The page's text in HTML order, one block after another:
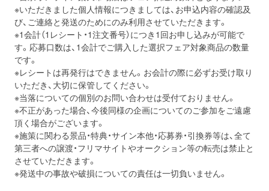
※いただきました個人情報につきましては、お申込内容の確認及
び、ご連絡と発送のためにのみ利用させていただきます。
※1会計（1レシート・1注文番号）につき1回お申し込みが可能で
す。応募口数は、1会計でご購入した選択フェア対象商品の数量
です。
※レシートは再発行はできません。お会計の際に必ずお受け取り
いただき、大切に保管してください。
※当落についての個別のお問い合わせは受付ておりません。
※不正があった場合、今後同様の企画についてのご参加をご遠慮
頂く場合がございます。
※施策に関わる景品・特典・サイン本他・応募券・引換券等は、全て
第三者への譲渡・フリマサイトやオークション等の転売は禁止と
させていただきます。
※発送中の事故や破損についての責任は一切負いません。